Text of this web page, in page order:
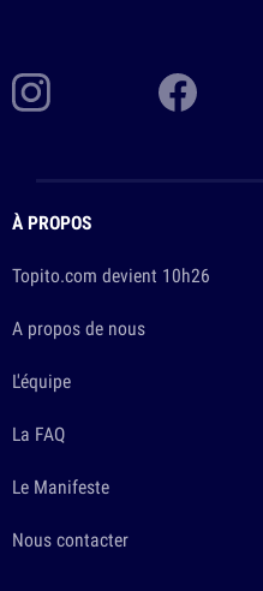
À PROPOS
Topito.com devient 10h26
A propos de nous
L'équipe
La FAQ
Le Manifeste
Nous contacter